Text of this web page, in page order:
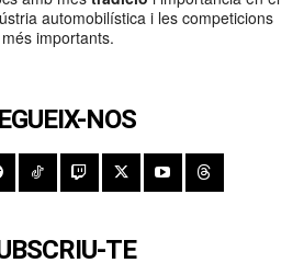
automobilística i les competicions
més importants.
NOS
TE